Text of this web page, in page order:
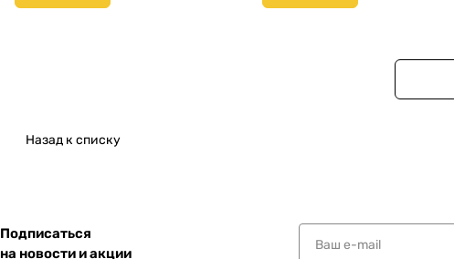
Назад к списку
Подписаться
на новости и акции